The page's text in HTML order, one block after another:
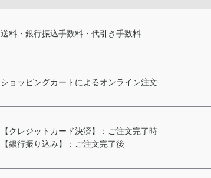
送料・銀行振込手数料・代引き手数料
ショッピングカートによるオンライン注文
【クレジットカード決済】：ご注文完了時
【銀行振り込み】：ご注文完了後